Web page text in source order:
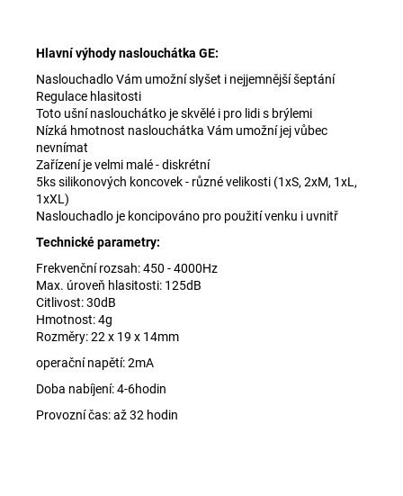
Hlavní výhody naslouchátka GE:
NaslouchadloVám umožní slyšet i nejjemnější šeptání
Regulace hlasitosti
Toto ušní naslouchátko je skvělé i pro lidi s brýlemi
Nízká hmotnost naslouchátka Vám umožní jej vůbec
nevnímat
Zařízení je velmi malé - diskrétní
5ks silikonových koncovek - různé velikosti (1xS, 2xM, 1xL,
1xXL)
Naslouchadlo je koncipováno pro použití venku i uvnitř
Technické parametry:
Frekvenční rozsah: 450 - 4000Hz
Max. úroveň hlasitosti: 125dB
Citlivost: 30dB
Hmotnost: 4g
Rozměry: 22 x 19 x 14mm
operační napětí: 2mA
Doba nabíjení: 4-6hodin
Provozní čas: až 32 hodin